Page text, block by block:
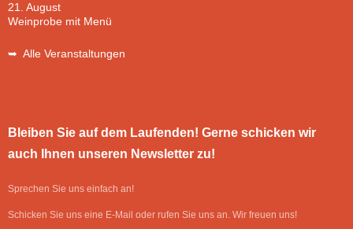
21. August
Weinprobe mit Menü
➥ Alle Veranstaltungen
Bleiben Sie auf dem Laufenden! Gerne schicken wir
auch Ihnen unseren Newsletter zu!
Sprechen Sie uns einfach an!
Schicken Sie uns eine E-Mail oder rufen Sie uns an. Wir freuen uns!